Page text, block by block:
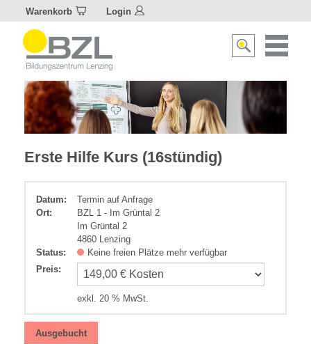
Warenkorb Login
Suche
Zusatzqualifikationen
Erste Hilfe Kurs (16stündig)
Datum:
Termin auf Anfrage
Ort:
BZL 1 - Im Grüntal 2
Im Grüntal 2
4860 Lenzing
Status:
Keine freien Plätze mehr verfügbar
Preis:
exkl. 20 % MwSt.
Ausgebucht